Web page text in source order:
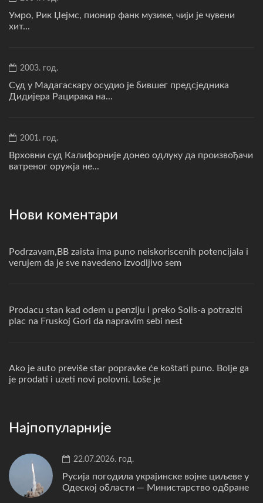
Умро, Рик Џејмс, пионир фанк музике, чији је чувени
хит...
2003. год.
Суд у Мадагаскару осудио је бившег предсједника
Дидијера Рацирака на...
2001. год.
Врховни суд Калифорније донео одлуку да произвођачи
ватреног оружја не...
Нови коментари
Podrzavam,BB zaista ima puno neiskoriscenih potencijala i
verujem da je sve navedeno izvodljivo sem
Prodacu stan kad odem u penziju i preko Solis-a potraziti
plac na Fruskoj Gori da napravim sebi nest
Ako je auto previše star popravke će koštati puno. Bolje ga
je prodati i uzeti novi polovni. Loše je
Најпопуларније
22.07.2026. год.
Русија погодила украјинске војне циљеве у
Одеској области — Министарство одбране